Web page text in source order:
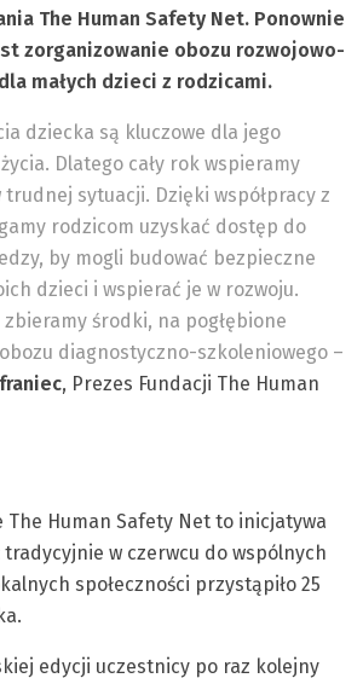
The Human Safety Net. Ponownie
zorganizowanie obozu rozwojowo-
małych dzieci z rodzicami.
dziecka są kluczowe dla jego
Dlatego cały rok wspieramy
sytuacji. Dzięki współpracy z
rodzicom uzyskać dostęp do
by mogli budować bezpieczne
dzieci i wspierać je w rozwoju.
zbieramy środki, na pogłębione
diagnostyczno-szkoleniowego –
, Prezes Fundacji The Human
The Human Safety Net to inicjatywa
tradycyjnie w czerwcu do wspólnych
społeczności przystąpiło 25
edycji uczestnicy po raz kolejny